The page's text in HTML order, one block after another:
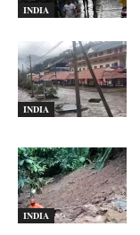
INDIA
INDIA
INDIA